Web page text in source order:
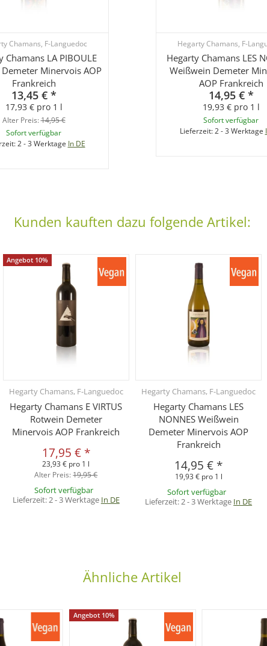
Chamans, F-Languedoc
Chamans LA PIBOULE
Minervois AOP
Frankreich
13,45 € *
17,93 € pro 1 l
Alter Preis: 14,95 €
Sofort verfügbar
2 - 3 Werktage In DE
Hegarty Chamans, F-
Hegarty Chamans LES
Weißwein Demeter
AOP Frankreich
14,95 € *
19,93 € pro 1 l
Sofort verfügbar
Lieferzeit:2 - 3 Werktage
Kunden kauften dazu folgende Artikel:
Angebot 10%
Hegarty Chamans, F-Languedoc
Hegarty Chamans E VIRTUS
Rotwein Demeter
Minervois AOP Frankreich
17,95 € *
23,93 € pro 1 l
Alter Preis: 19,95 €
Sofort verfügbar
Lieferzeit:2 - 3 Werktage In DE
Hegarty Chamans, F-Languedoc
Hegarty Chamans LES
NONNES Weißwein
Demeter Minervois AOP
Frankreich
14,95 € *
19,93 € pro 1 l
Sofort verfügbar
Lieferzeit:2 - 3 Werktage In DE
Ähnliche Artikel
Angebot 10%